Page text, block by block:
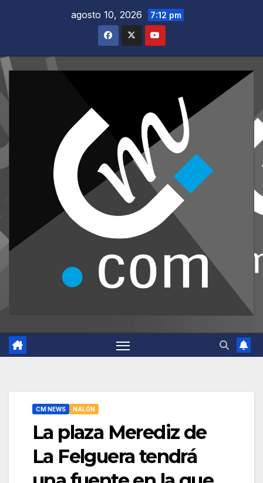
agosto 10, 2026 7:12 pm
CM NEWS NALÓN
La plaza Merediz de
La Felguera tendrá